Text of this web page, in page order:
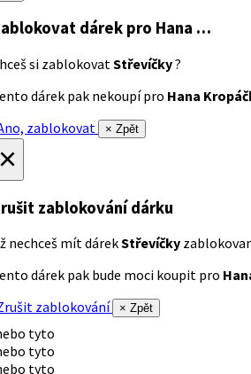
dárek pro Hana …
si zablokovat Střevíčky?
dárek pak nekoupí pro Hana
zablokovat
× Zpět
zablokování dárku
nechceš mít dárekStřevíčky
dárek pak bude moci koupit pro
zablokování
× Zpět